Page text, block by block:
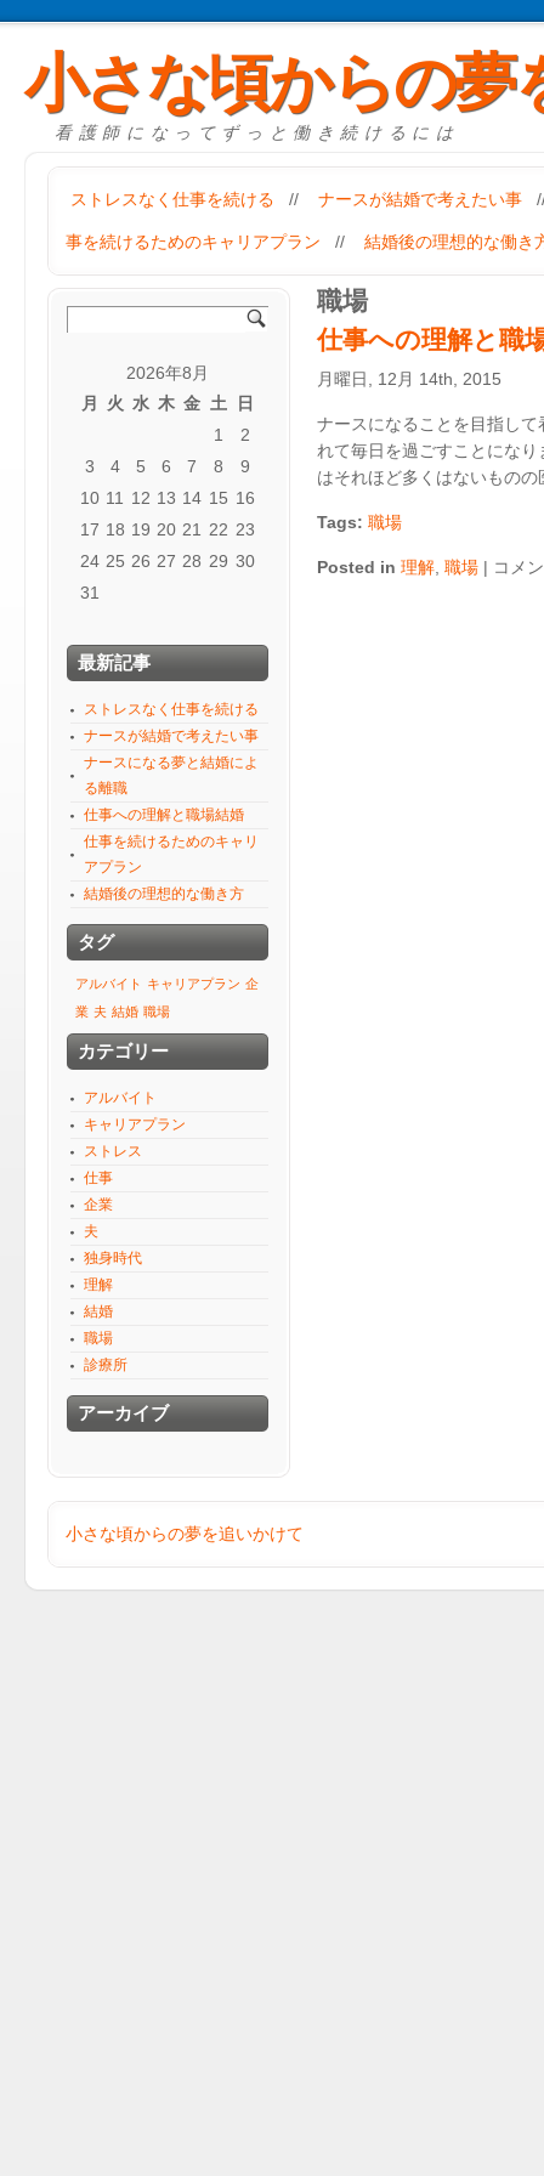
小さな頃からの夢
看護師になってずっと働き続けるには
ストレスなく仕事を続ける // ナースが結婚で考えたい事
事を続けるためのキャリアプラン // 結婚後の理想的な働き
職場
仕事への理解と職
月曜日, 12月 14th, 2015
ナースになることを目指し
れて毎日を過ごすことにな
はそれほど多くはないもの
Tags: 職場
Posted in 理解 職場 | 仕
コメ
2026年8月
月
火 水 木 金 土
日
1
2
3
4 5 6 7 8
9
10 11 12 13 14 15 16
17 18 19 20 21 22 23
24 25 26 27 28 29 30
31
最新記事
ストレスなく仕事を続ける
ナースが結婚で考えたい事
ナースになる夢と結婚によ
る離職
仕事への理解と職場結婚
仕事を続けるためのキャリ
アプラン
結婚後の理想的な働き方
タグ
アルバイト キャリアプラン 企
業 夫 結婚 職場
カテゴリー
アルバイト
キャリアプラン
ストレス
仕事
企業
夫
独身時代
理解
結婚
職場
診療所
アーカイブ
小さな頃からの夢を追いかけて